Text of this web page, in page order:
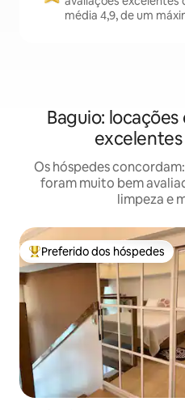
média 4,9, de um
Baguio:
Os hóspedes
foram muito bem
limpeza e
Entre os melhores preferidos
Preferido dos hóspedes